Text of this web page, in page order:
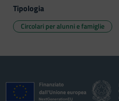
Tipologia
Circolari per alunni e famiglie